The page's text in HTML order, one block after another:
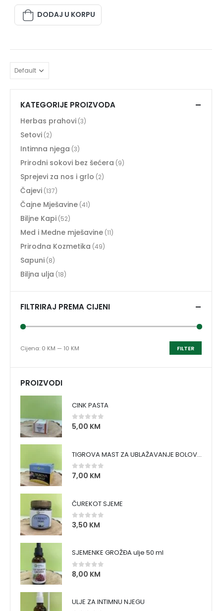
DODAJ U KORPU
KATEGORIJE PROIZVODA
Herbas prahovi (3)
Setovi (2)
Intimna njega (3)
Prirodni sokovi bez šećera (9)
Sprejevi za nos i grlo (2)
Čajevi (137)
Čajne Mješavine (41)
Biljne Kapi (52)
Med i Medne mješavine (11)
Prirodna Kozmetika (49)
Sapuni (8)
Biljna ulja (18)
FILTRIRAJ PREMA CIJENI
FILTER
Cijena: 0 KM — 10 KM
PROIZVODI
CINK PASTA
0 out of 5
5,00 KM
TIGROVA MAST ZA UBLAŽAVANJE BOLOVA I ZAGRIJAVANJE MIŠIĆA
0 out of 5
7,00 KM
ČUREKOT SJEME
0 out of 5
3,50 KM
SJEMENKE GROŽĐA ulje 50 ml
0 out of 5
8,00 KM
ULJE ZA INTIMNU NJEGU